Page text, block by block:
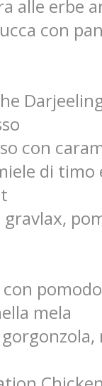
alle erbe
con
con
di timo
gravlax,
mela